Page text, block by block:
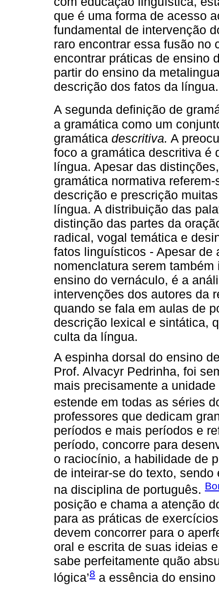
que é uma forma de acesso
fundamental de intervenção
raro encontrar essa fusão no
encontrar práticas de ensino
partir do ensino da
descrição dos fatos da língua.
A segunda definição de
a gramática como um
gramática descritiva. A
foco a gramática descritiva é
língua. Apesar das
gramática normativa
descrição e prescrição
língua. A distribuição das
distinção das partes da
radical, vogal temática e
fatos linguísticos - Apesar
nomenclatura serem
ensino do vernáculo, é a
intervenções dos autores da
quando se fala em aulas de
descrição lexical e sintática,
culta da língua.
A espinha dorsal do ensino
Prof. Alvacyr Pedrinha, foi
mais precisamente a
estende em todas as séries
professores que dedicam
períodos e mais períodos e
período, concorre para
o raciocínio, a habilidade de
de inteirar-se do texto,
na disciplina de português.
posição e chama a atenção
para as práticas de
devem concorrer para o
oral e escrita de suas ideias
sabe perfeitamente quão
lógica’8 a essência do